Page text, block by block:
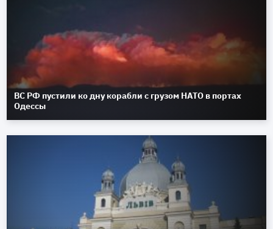
ВС РФ пустили ко дну корабли с грузом НАТО в портах
Одессы